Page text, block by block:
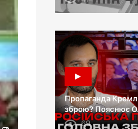
Пропаганда
зброю? Пояснює
69